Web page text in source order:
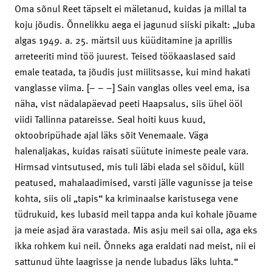
Oma sõnul Reet täpselt ei mäletanud, kuidas ja millal ta
koju jõudis. Õnnelikku aega ei jagunud siiski pikalt: „Juba
algas 1949. a. 25. märtsil uus küüditamine ja aprillis
arreteeriti mind töö juurest. Teised töökaaslased said
emale teatada, ta jõudis just miilitsasse, kui mind hakati
vanglasse viima. [– – –] Sain vanglas olles veel ema, isa
näha, vist nädalapäevad peeti Haapsalus, siis ühel ööl
viidi Tallinna patareisse. Seal hoiti kuus kuud,
oktoobripühade ajal läks sõit Venemaale. Väga
halenaljakas, kuidas raisati süütute inimeste peale vara.
Hirmsad vintsutused, mis tuli läbi elada sel sõidul, küll
peatused, mahalaadimised, varsti jälle vagunisse ja teise
kohta, siis oli „tapis“ ka kriminaalse karistusega vene
tüdrukuid, kes lubasid meil tappa anda kui kohale jõuame
ja meie asjad ära varastada. Mis asju meil sai olla, aga eks
ikka rohkem kui neil. Õnneks aga eraldati nad meist, nii ei
sattunud ühte laagrisse ja nende lubadus läks luhta.“